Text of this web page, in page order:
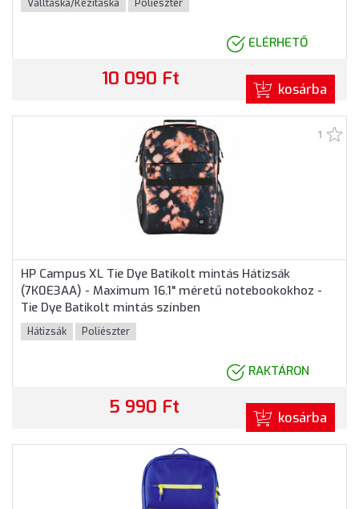
Válltáska/Kézitáska Poliészter
ELÉRHETŐ
10 090 Ft kosárba
1
HP Campus XL Tie Dye Batikolt mintás Hátizsák
(7K0E3AA) - Maximum 16.1" méretű notebookokhoz -
Tie Dye Batikolt mintás színben
Hátizsák Poliészter
RAKTÁRON
5 990 Ft kosárba